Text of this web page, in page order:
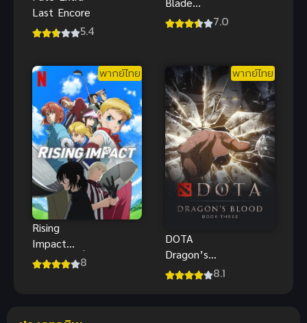
Last Encore
5.4
Missing Ace
(2025) พากย์
ไทย
7.0
พากย์ไทย
Rising
Impact
(2024) ไรซิ่ง
8
พากย์ไทย
DOTA
Dragon’s
Blood 3 เลือด
8.1